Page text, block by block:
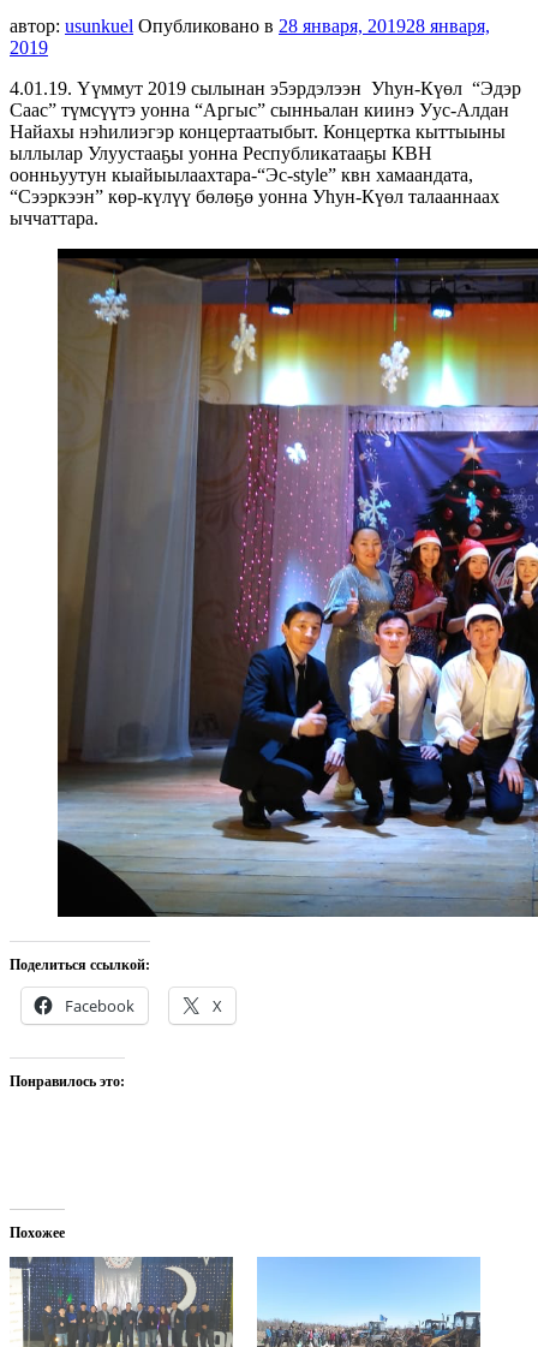
киинин
автор: usunkuel Опубликовано в 28 января, 201928 января,
2019
4.01.19. Үүммут 2019 сылынан э5эрдэлээн Уһун-Күөл “Эдэр
Саас” түмсүүтэ уонна “Аргыс” сынньалан киинэ Уус-Алдан
Найахы нэһилиэгэр концертаатыбыт. Концертка кыттыыны
ыллылар Улуустааҕы уонна Республикатааҕы КВН
оонньуутун кыайыылаахтара-“Эс-style” квн хамаандата,
“Сээркээн” көр-күлүү бөлөҕө уонна Уһун-Күөл талааннаах
ыччаттара.
Поделиться ссылкой:
Facebook X
Понравилось это:
Похожее